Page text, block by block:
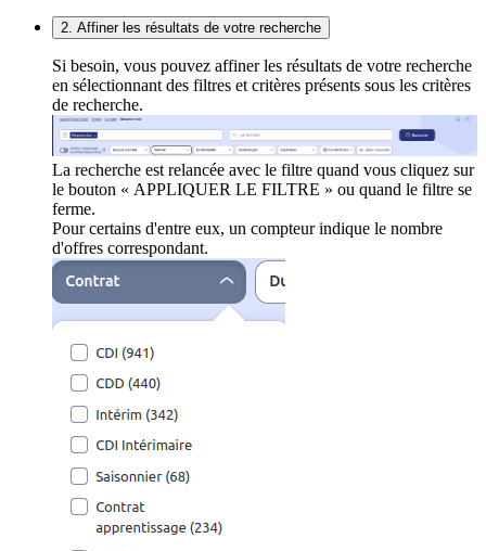
2. Affiner les résultats de votre recherche
Si besoin, vous pouvez affiner les résultats de votre recherche
en sélectionnant des filtres et critères présents sous les critères
de recherche.
La recherche est relancée avec le filtre quand vous cliquez sur
le bouton « APPLIQUER LE FILTRE » ou quand le filtre se
ferme.
Pour certains d'entre eux, un compteur indique le nombre
d'offres correspondant.